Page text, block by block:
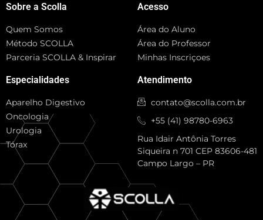
Sobre a Scolla
Quem Somos
Método SCOLLA
Parceria SCOLLA & Inspirar
Especialidades
Aparelho Digestivo
Oncologia
Urologia
Tórax
Acesso
Área do Aluno
Área do Professor
Minhas Inscriçoes
Atendimento
contato@scolla.com.br
+55 (41) 98780-6963
Rua Idair Antônia Torres
Siqueira n 701 CEP 83606-481
Campo Largo – PR